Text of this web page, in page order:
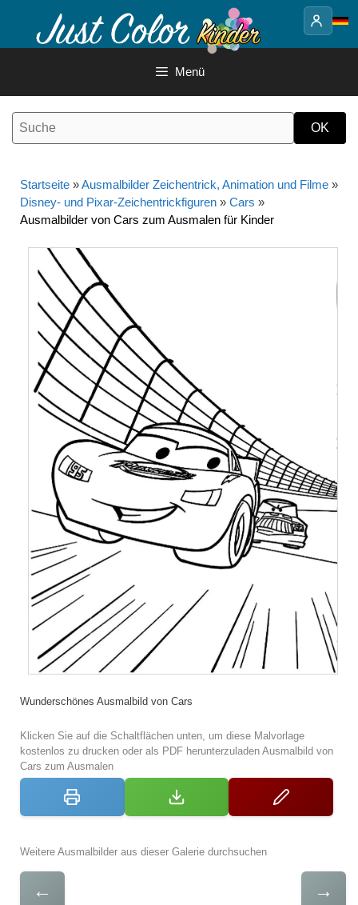
Inhalt
Menü
Startseite »Ausmalbilder Zeichentrick, Animation und Filme »
Disney- und Pixar-Zeichentrickfiguren » Cars »
Ausmalbilder von Cars zum Ausmalen für Kinder
Wunderschönes Ausmalbild von Cars
Klicken Sie auf die Schaltflächen unten, um diese Malvorlage
kostenlos zu drucken oder als PDF herunterzuladen Ausmalbild von
Cars zum Ausmalen
Weitere Ausmalbilder aus dieser Galerie durchsuchen
← →